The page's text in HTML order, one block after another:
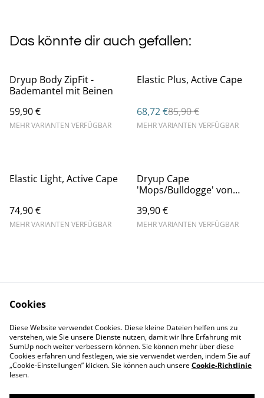
Das könnte dir auch gefallen:
Dryup Body ZipFit -
Bademantel mit Beinen
59,90 €
MEHR VARIANTEN VERFÜGBAR
%
Elastic Plus, Active Cape
68,72 €85,90 €
MEHR VARIANTEN VERFÜGBAR
Elastic Light, Active Cape
74,90 €
MEHR VARIANTEN VERFÜGBAR
Dryup Cape
'Mops/Bulldogge' von
39,90 €
MEHR VARIANTEN VERFÜGBAR
Datenschutz
Impressum
Widerrufsrecht
Cookies
Diese Website verwendet Cookies. Diese kleine Dateien helfen uns zu
verstehen, wie Sie unsere Dienste nutzen, damit wir Ihre Erfahrung mit
SumUp noch weiter verbessern können. Sie können mehr über diese
Cookies erfahren und festlegen, wie sie verwendet werden, indem Sie auf
„Cookie-Einstellungen” klicken. Sie können auch unsereCookie-Richtlinie
lesen.